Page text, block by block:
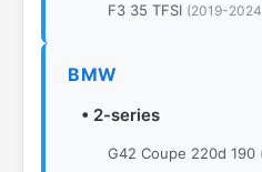
F3 35 TFSI (2019-
BMW
• 2-series
G42 Coupe 220d 190